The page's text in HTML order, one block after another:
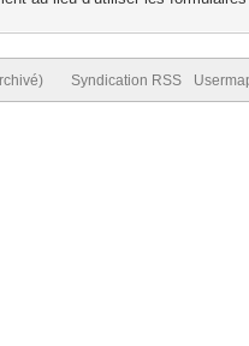
Syndication RSS